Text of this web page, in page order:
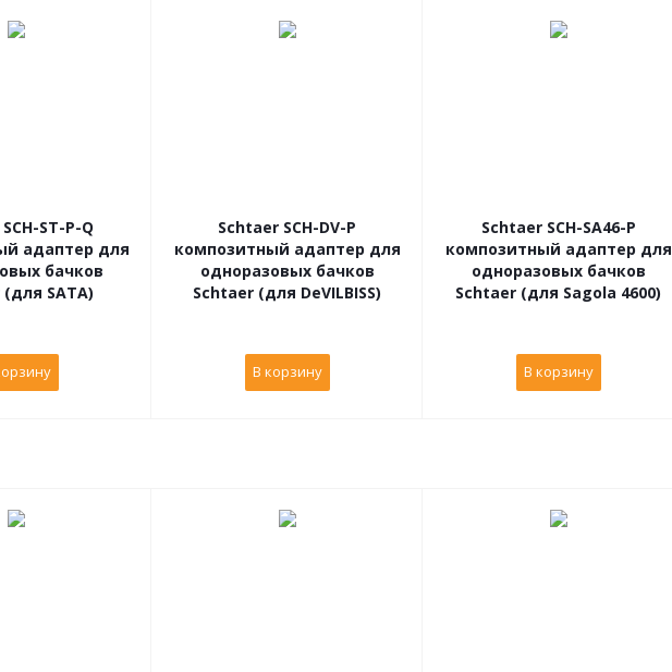
ST-P-Q
адаптер для
бачков
SATA)
Schtaer SCH-DV-P
композитный адаптер для
одноразовых бачков
Schtaer (для DeVILBISS)
В корзину
Schtaer SCH-SA46-P
композитный адаптер для
одноразовых бачков
Schtaer (для Sagola 4600)
В корзину